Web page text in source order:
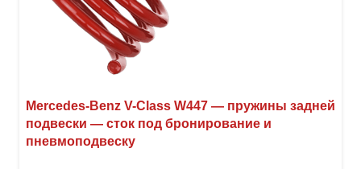
Mercedes-Benz V-Class W447 — пружины задней
подвески — сток под бронирование и
пневмоподвеску